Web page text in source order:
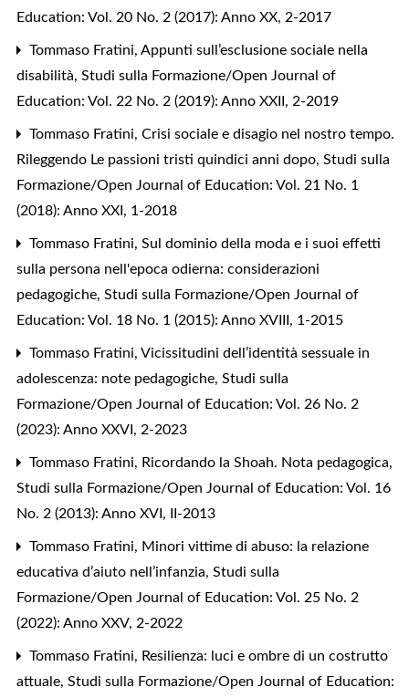
Education: Vol. 20 No. 2 (2017): Anno XX, 2-2017
Tommaso Fratini, Appunti sull’esclusione sociale nella
disabilità, Studi sulla Formazione/Open Journal of
Education: Vol. 22 No. 2 (2019): Anno XXII, 2-2019
Tommaso Fratini, Crisi sociale e disagio nel nostro tempo.
Rileggendo Le passioni tristi quindici anni dopo, Studi sulla
Formazione/Open Journal of Education: Vol. 21 No. 1
(2018): Anno XXI, 1-2018
Tommaso Fratini, Sul dominio della moda e i suoi effetti
sulla persona nell'epoca odierna: considerazioni
pedagogiche, Studi sulla Formazione/Open Journal of
Education: Vol. 18 No. 1 (2015): Anno XVIII, 1-2015
Tommaso Fratini, Vicissitudini dell’identità sessuale in
adolescenza: note pedagogiche, Studi sulla
Formazione/Open Journal of Education: Vol. 26 No. 2
(2023): Anno XXVI, 2-2023
Tommaso Fratini, Ricordando la Shoah. Nota pedagogica,
Studi sulla Formazione/Open Journal of Education: Vol. 16
No. 2 (2013): Anno XVI, II-2013
Tommaso Fratini, Minori vittime di abuso: la relazione
educativa d’aiuto nell’infanzia, Studi sulla
Formazione/Open Journal of Education: Vol. 25 No. 2
(2022): Anno XXV, 2-2022
Tommaso Fratini, Resilienza: luci e ombre di un costrutto
attuale, Studi sulla Formazione/Open Journal of Education: